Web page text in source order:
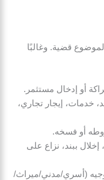
قضية. وغالبًا
أو إدخال مستثمر.
خدمات، إيجار تجاري،
أو فسخه.
ببند، نزاع على
(أسري/مدني/ميراث/